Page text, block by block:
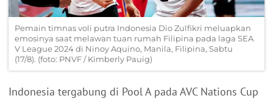
Pemain timnas voli putra Indonesia Dio Zulfikri meluapkan
emosinya saat melawan tuan rumah Filipina pada laga SEA
V League 2024 di Ninoy Aquino, Manila, Filipina, Sabtu
(17/8). (foto: PNVF / Kimberly Pauig)
Indonesia tergabung di Pool A pada AVC Nations Cup